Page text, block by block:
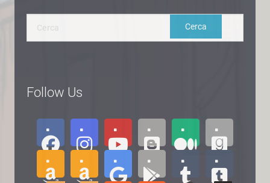
Follow Us